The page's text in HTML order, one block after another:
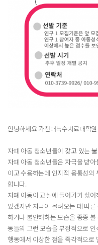
안녕하세요 가천대특수치료대학
자폐 아동 청소년들이 갖고 있는
자폐 아동 청소년들은 자극을 받
이고 수용하는데 인지적 융통성의
합니다.
자폐 아동이 교실에 들어가기 싫
있겠지만 자극이 몰려오는 데 따
하거나 불안해하는 모습을 종종
동들의 그런 모습을 부정적으로
행동에서 이상한 점을 즉각적으로